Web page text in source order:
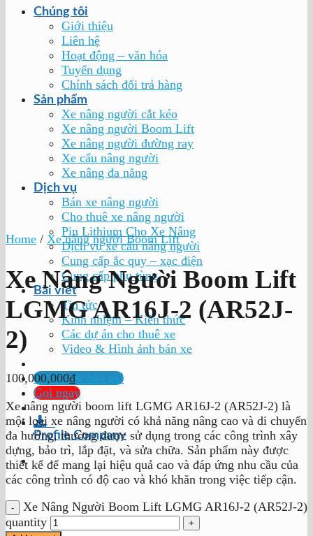
Chúng tôi
Giới thiệu
Liên hệ
Hoạt động – văn hóa
Tuyển dụng
Chính sách đổi trả hàng
Sản phẩm
Xe nâng người cắt kéo
Xe nâng người Boom Lift
Xe nâng người đường ray
Xe cẩu nâng người
Xe nâng đa năng
Dịch vụ
Bán xe nâng người
Cho thuê xe nâng người
Pin Lithium Cho Xe Nâng
Dịch vụ xe cẩu nâng người
Cung cấp ắc quy – xạc điện
Cung cấp phụ tùng
Bài viết
Tin tức
Kinh nhiệm – Kiến thức
Các dự án cho thuê xe
Video & Hình ảnh bán xe
Tư vấn & báo giá
Gọi ngay
Profile Company
Home / Xe nâng người Boom Lift
Xe Nâng Người Boom Lift
LGMG AR16J-2 (AR52J-
2)
100,000,000₫
Xe nâng người boom lift LGMG AR16J-2 (AR52J-2) là
một loại xe nâng người có khả năng nâng cao và di chuyển
đa hướng, thường được sử dụng trong các công trình xây
dựng, bảo trì, lắp đặt, và sửa chữa. Sản phẩm này được
thiết kế để mang lại hiệu quả cao và đáp ứng nhu cầu của
các công trình có độ cao và khó khăn trong việc tiếp cận.
Xe Nâng Người Boom Lift LGMG AR16J-2 (AR52J-2)
quantity